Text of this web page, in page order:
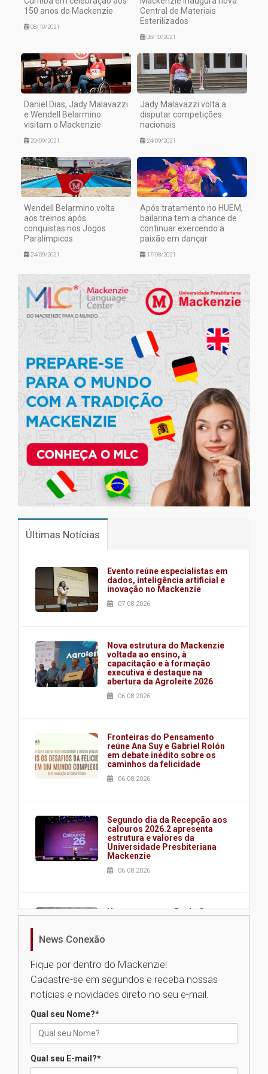
150 anos do Mackenzie
08/10/2021
Central de Materiais
Esterilizados
08/10/2021
Daniel Dias, Jady Malavazzi
e Wendell Belarmino
visitam o Mackenzie
29/09/2021
Jady Malavazzi volta a
disputar competições
nacionais
24/09/2021
Wendell Belarmino volta
aos treinos após
conquistas nos Jogos
Paralímpicos
24/09/2021
Após tratamento no HUEM,
bailarina tem a chance de
continuar exercendo a
paixão em dançar
17/08/2021
Últimas Notícias
Evento reúne especialistas em
dados, inteligência artificial e
inovação no Mackenzie
07.08.2026
Nova estrutura do Mackenzie
voltada ao ensino, à
capacitação e à formação
executiva é destaque na
abertura da Agroleite 2026
06.08.2026
Fronteiras do Pensamento
reúne Ana Suy e Gabriel Rolón
em debate inédito sobre os
caminhos da felicidade
06.08.2026
Segundo dia da Recepção aos
calouros 2026.2 apresenta
estrutura e valores da
Universidade Presbiteriana
Mackenzie
06.08.2026
Nova apresentação do Centro
Universidade Mackenzie
realizará nova edição da Feira
das novas tecnologias em
News Conexão
Fique por dentro do Mackenzie!
Cadastre-se em segundos e receba nossas
notícias e novidades direto no seu e-mail.
Qual seu Nome?*
Qual seu E-mail?*